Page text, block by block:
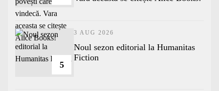
5
3 AUG 2026
​Noul sezon editorial la Humanitas
Fiction